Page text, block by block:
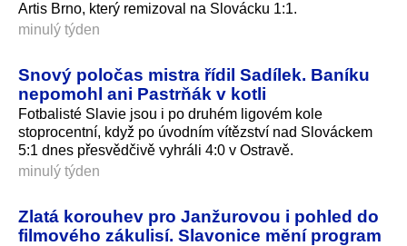
Artis Brno, který remizoval na Slovácku 1:1.
minulý týden
Snový poločas mistra řídil Sadílek. Baníku
nepomohl ani Pastrňák v kotli
Fotbalisté Slavie jsou i po druhém ligovém kole
stoprocentní, když po úvodním vítězství nad Slováckem
5:1 dnes přesvědčivě vyhráli 4:0 v Ostravě.
minulý týden
Zlatá korouhev pro Janžurovou i pohled do
filmového zákulisí. Slavonice mění program